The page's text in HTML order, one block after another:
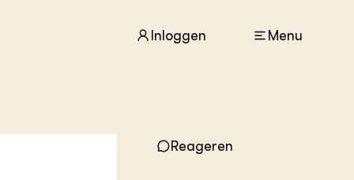
Inloggen Menu
ACTUEEL
Reageren